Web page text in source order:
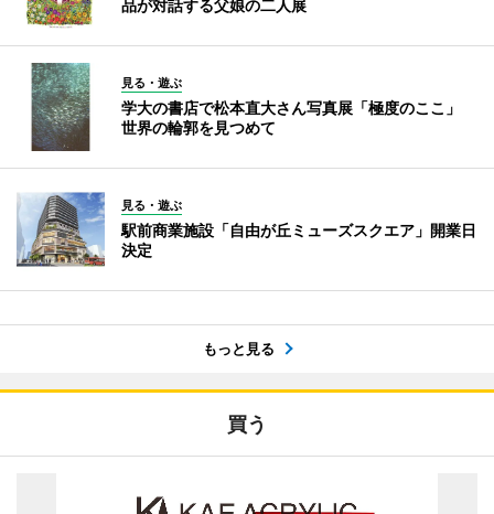
品が対話する父娘の二人展
見る・遊ぶ
学大の書店で松本直大さん写真展「極度のここ」
世界の輪郭を見つめて
見る・遊ぶ
駅前商業施設「自由が丘ミューズスクエア」開業日
決定
もっと見る
買う